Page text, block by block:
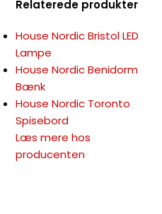
Relaterede produkter
House Nordic Bristol LED
Lampe
House Nordic Benidorm
Bænk
House Nordic Toronto
Spisebord
Læs mere hos
producenten